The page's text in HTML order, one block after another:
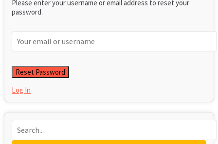
Forgotten Password?
Retrieve your password
Please enter your username or email address to reset your
password.